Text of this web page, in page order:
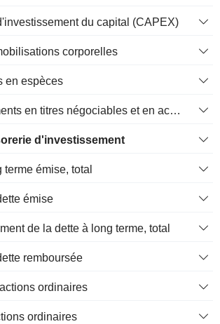
du capital (CAPEX)
corporelles
en espèces
Investissements en titres négociables et en actions, total
d'investissement
terme émise, total
émise
de la dette à long terme, total
remboursée
ordinaires
ordinaires